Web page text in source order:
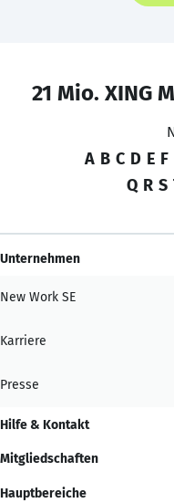
21 Mio. XING
A B C D E F
Q R S
Unternehmen
New Work SE
Karriere
Presse
Hilfe & Kontakt
Mitgliedschaften
Hauptbereiche